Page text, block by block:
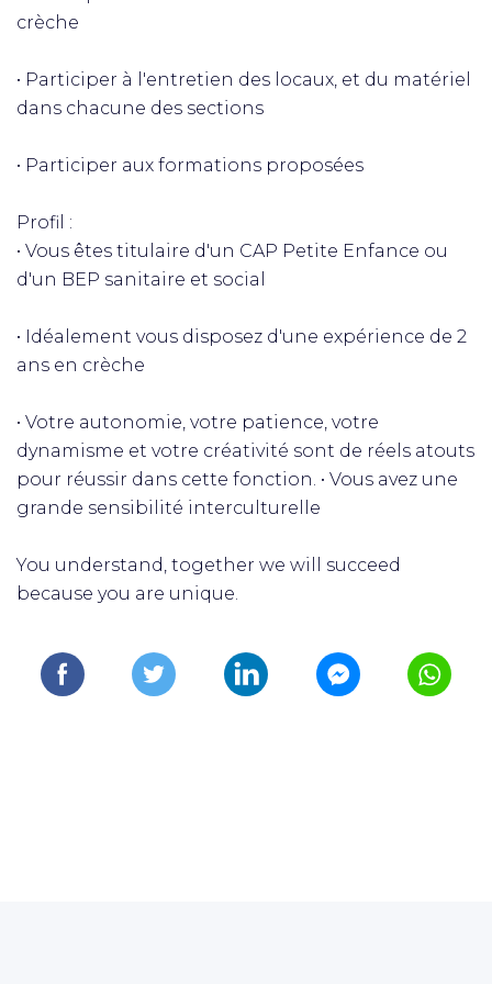
crèche
• Participer à l'entretien des locaux, et du matériel
dans chacune des sections
• Participer aux formations proposées
Profil :
• Vous êtes titulaire d'un CAP Petite Enfance ou
d'un BEP sanitaire et social
• Idéalement vous disposez d'une expérience de 2
ans en crèche
• Votre autonomie, votre patience, votre
dynamisme et votre créativité sont de réels atouts
pour réussir dans cette fonction. • Vous avez une
grande sensibilité interculturelle
You understand, together we will succeed
because you are unique.